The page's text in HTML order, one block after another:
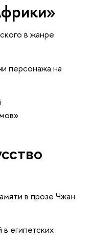
в жанре
персонажа на
в прозе Чжан
египетских